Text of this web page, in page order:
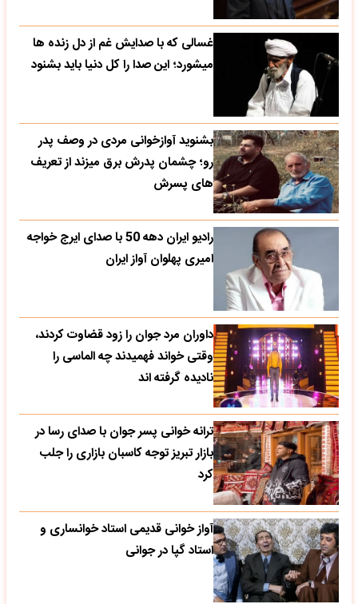
غسالی که با صدایش غم از دل زنده ها
میشورد؛ این صدا را کل دنیا باید بشنود
بشنوید آوازخوانی مردی در وصف پدر
رو؛ چشمان پدرش برق میزند از تعریف
های پسرش
رادیو ایران دهه 50 با صدای ایرج خواجه
امیری پهلوان آواز ایران
داوران مرد جوان را زود قضاوت کردند،
وقتی خواند فهمیدند چه الماسی را
نادیده گرفته اند
ترانه خوانی پسر جوان با صدای رسا در
بازار تبریز توجه کاسبان بازاری را جلب
کرد
آواز خوانی قدیمی استاد خوانساری و
استاد گپا در جوانی